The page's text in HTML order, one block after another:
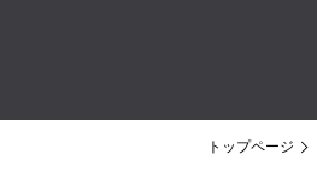
トップページ